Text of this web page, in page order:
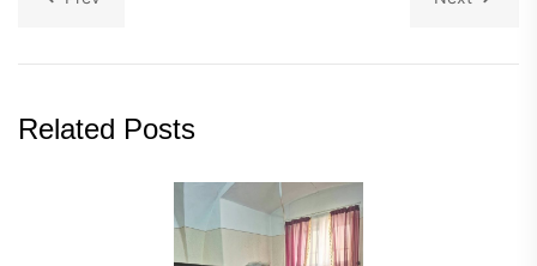
Related Posts